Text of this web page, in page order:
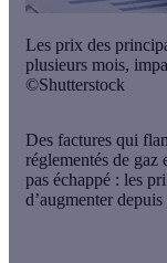
Les prix des
plusieurs mois,
©Shutterstock
Des factures qui
réglementés de
pas échappé : les
d’augmenter